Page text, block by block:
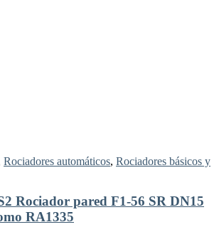
Rociadores automáticos, Rociadores básicos y
Rociador pared F1-56 SR DN15
RA1335